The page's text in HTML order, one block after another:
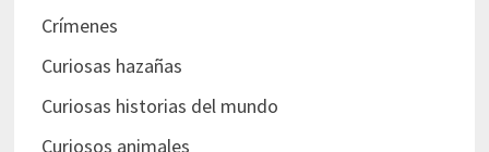
Crímenes
Curiosas hazañas
Curiosas historias del mundo
Curiosos animales